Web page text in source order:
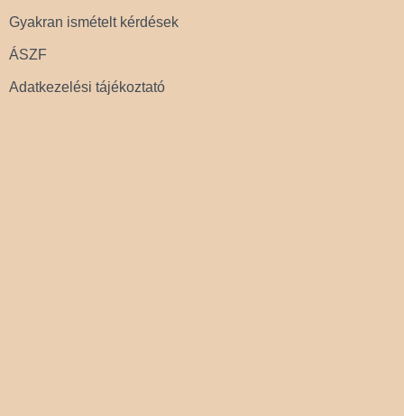
Gyakran ismételt kérdések
ÁSZF
Adatkezelési tájékoztató